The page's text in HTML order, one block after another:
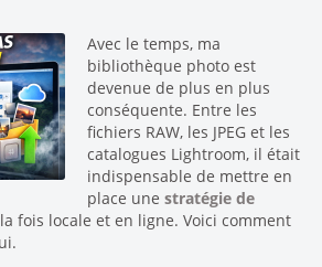
Avec le temps, ma
bibliothèque photo est
devenue de plus en plus
conséquente. Entre les
fichiers RAW, les JPEG et les
catalogues Lightroom, il était
indispensable de mettre en
place une stratégie de
fois locale et en ligne. Voici comment